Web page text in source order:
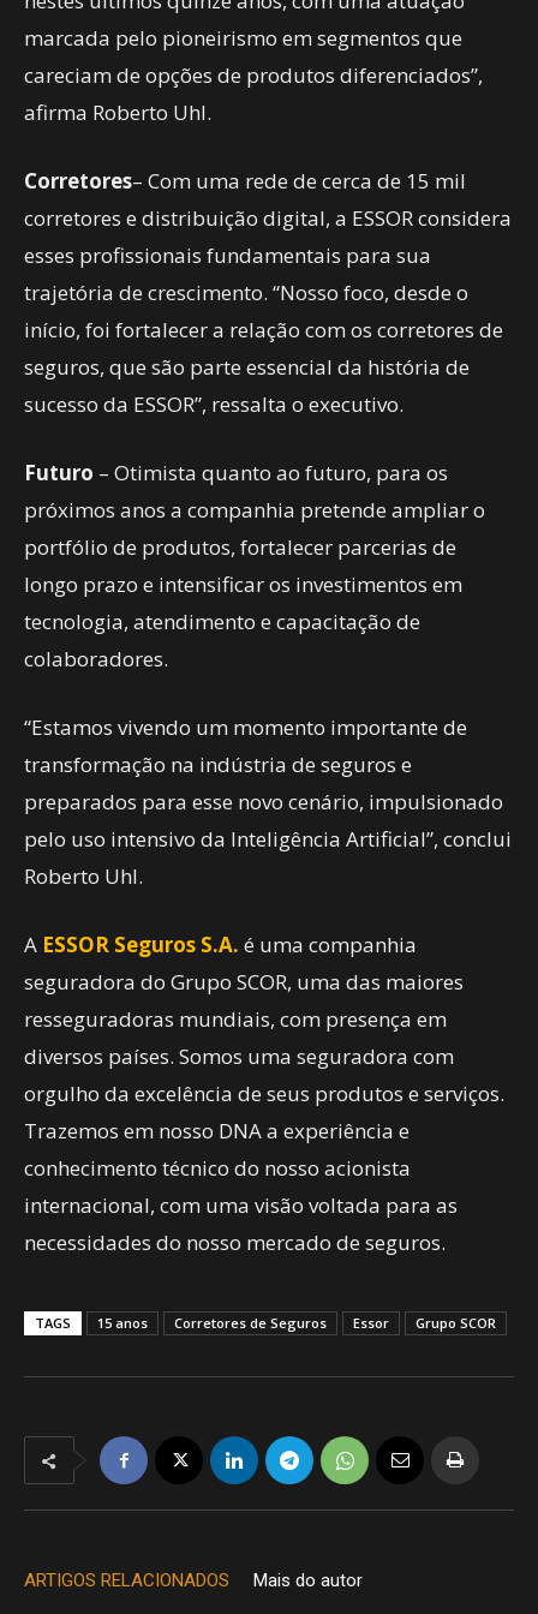
marcada pelo pioneirismo em segmentos que
careciam de opções de produtos diferenciados”,
afirma Roberto Uhl.
Corretores– Com uma rede de cerca de 15 mil
corretores e distribuição digital, a ESSOR considera
esses profissionais fundamentais para sua
trajetória de crescimento. “Nosso foco, desde o
início, foi fortalecer a relação com os corretores de
seguros, que são parte essencial da história de
sucesso da ESSOR”, ressalta o executivo.
Futuro – Otimista quanto ao futuro, para os
próximos anos a companhia pretende ampliar o
portfólio de produtos, fortalecer parcerias de
longo prazo e intensificar os investimentos em
tecnologia, atendimento e capacitação de
colaboradores.
“Estamos vivendo um momento importante de
transformação na indústria de seguros e
preparados para esse novo cenário, impulsionado
pelo uso intensivo da Inteligência Artificial”, conclui
Roberto Uhl.
A ESSOR Seguros S.A. é uma companhia
seguradora do Grupo SCOR, uma das maiores
resseguradoras mundiais, com presença em
diversos países. Somos uma seguradora com
orgulho da excelência de seus produtos e serviços.
Trazemos em nosso DNA a experiência e
conhecimento técnico do nosso acionista
internacional, com uma visão voltada para as
necessidades do nosso mercado de seguros.
TAGS 15 anos Corretores de Seguros Essor Grupo SCOR
ARTIGOS RELACIONADOS Mais do autor